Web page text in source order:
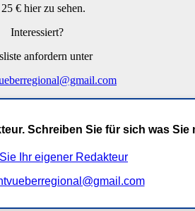
€ hier zu sehen.
Interessiert?
anfordern unter
Schreiben Sie für sich was Sie